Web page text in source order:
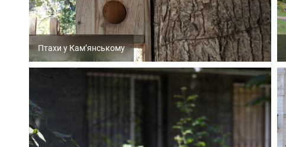
Птахи у Кам’янському